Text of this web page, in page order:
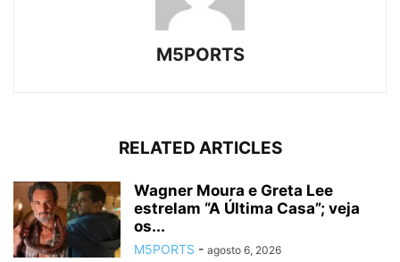
M5PORTS
RELATED ARTICLES
Wagner Moura e Greta Lee
estrelam “A Última Casa”; veja
os...
M5PORTS - agosto 6, 2026